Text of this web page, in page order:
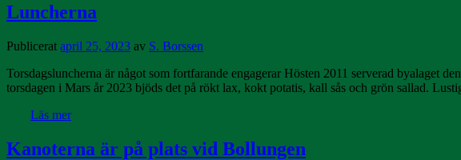
Luncherna
Publicerat april 25, 2023 av S. Borssen
Torsdagsluncherna är något som fortfarande engagerar Hösten 2011 serverad byalaget
torsdagen i Mars år 2023 bjöds det på rökt lax, kokt potatis, kall sås och grön sallad.
Läs mer
Kanoterna är på plats vid Bollungen